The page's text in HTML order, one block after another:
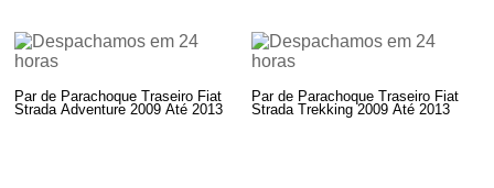
Par de Parachoque Traseiro Fiat
Strada Adventure 2009 Até 2013
Par de Parachoque Traseiro Fiat
Strada Trekking 2009 Até 2013